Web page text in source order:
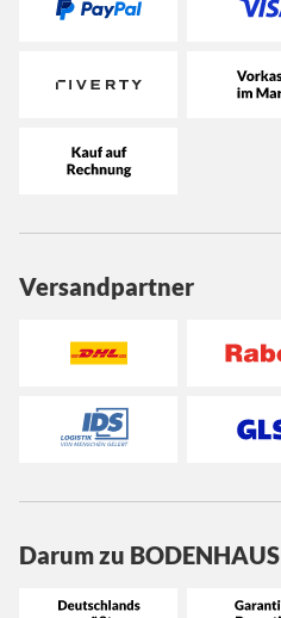
Versandpartner
Darum zu BODENHAUS